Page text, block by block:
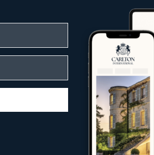
Landschaften
Lage, Architektur und
Kundschaft gerecht zu
Carlton International
Käufern, Investoren und